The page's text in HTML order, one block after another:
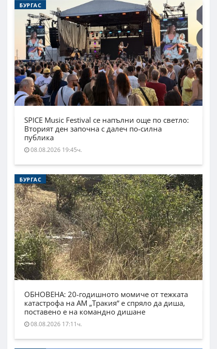
БУРГАС
SPICE Music Festival се напълни още по светло:
Вторият ден започна с далеч по-силна
публика
08.08.2026 19:45ч.
БУРГАС
ОБНОВЕНА: 20-годишното момиче от тежката
катастрофа на АМ „Тракия“ е спряло да диша,
поставено е на командно дишане
08.08.2026 17:11ч.